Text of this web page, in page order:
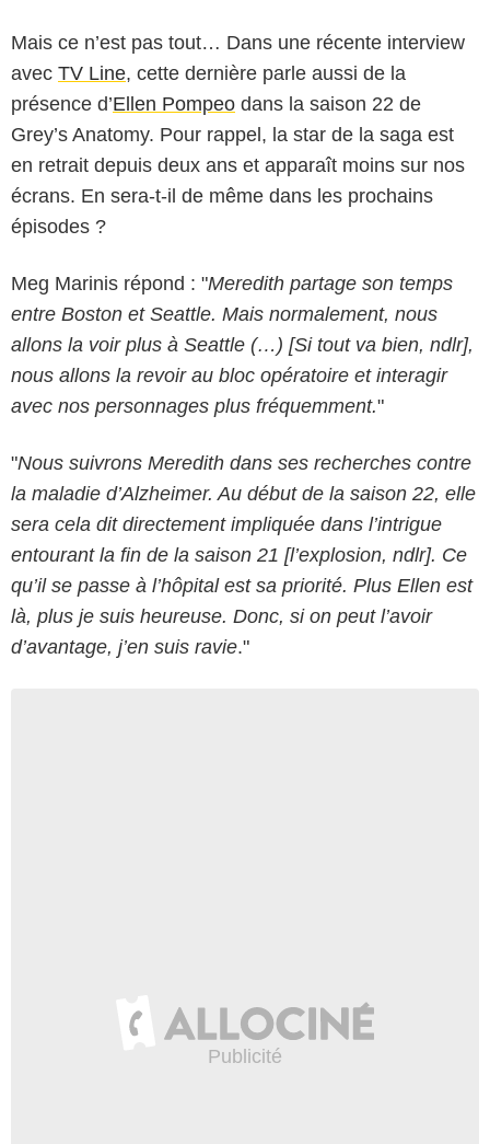
Mais ce n’est pas tout… Dans une récente interview
avec TV Line, cette dernière parle aussi de la
présence d’Ellen Pompeo dans la saison 22 de
Grey’s Anatomy. Pour rappel, la star de la saga est
en retrait depuis deux ans et apparaît moins sur nos
écrans. En sera-t-il de même dans les prochains
épisodes ?
Meg Marinis répond : "Meredith partage son temps
entre Boston et Seattle. Mais normalement, nous
allons la voir plus à Seattle (…) [Si tout va bien, ndlr],
nous allons la revoir au bloc opératoire et interagir
avec nos personnages plus fréquemment."
"Nous suivrons Meredith dans ses recherches contre
la maladie d’Alzheimer. Au début de la saison 22, elle
sera cela dit directement impliquée dans l’intrigue
entourant la fin de la saison 21 [l’explosion, ndlr]. Ce
qu’il se passe à l’hôpital est sa priorité. Plus Ellen est
là, plus je suis heureuse. Donc, si on peut l’avoir
d’avantage, j’en suis ravie."